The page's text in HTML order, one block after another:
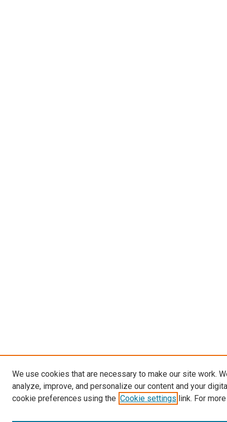
We use cookies that are necessary to make our site work.
analyze, improve, and personalize our content and your
cookie preferences using the Cookie settings link. For